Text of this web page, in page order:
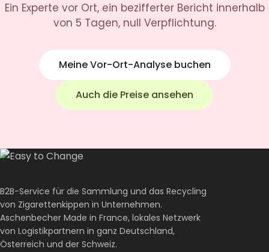
Ein Experte vor Ort, ein bezifferter Bericht innerhalb
von 5 Tagen, null Verpflichtung.
Meine Vor-Ort-Analyse buchen
Auch die Preise ansehen
B2B-Service für die Sammlung und das Recycling
von Zigarettenkippen in Unternehmen.
Aschenbecher Made in France, lokales Netzwerk
von Logistikpartnern in ganz Deutschland,
Österreich und der Schweiz.